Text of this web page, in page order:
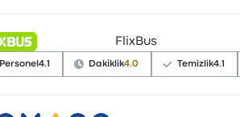
FlixBus
Personel 4.1 Dakiklik4.0 Temizlik4.1